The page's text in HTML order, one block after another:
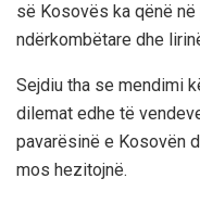
së Kosovës ka qënë
ndërkombëtare dhe
Sejdiu tha se mendimi
dilemat edhe të
pavarësinë e Kosovën
mos hezitojnë.